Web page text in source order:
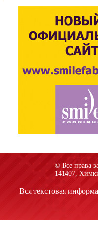
© Все права
141407,
Вся текстовая